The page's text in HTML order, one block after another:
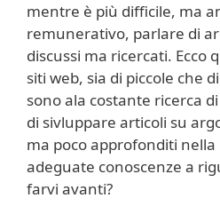
mentre è più difficile, ma
remunerativo, parlare di
discussi ma ricercati. Ecco
siti web, sia di piccole che
sono ala costante ricerca
di sivluppare articoli su
ma poco approfonditi nella
adeguate conoscenze a
farvi avanti?